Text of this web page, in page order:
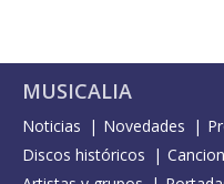
MUSICALIA
Noticias Novedades
Discos históricos